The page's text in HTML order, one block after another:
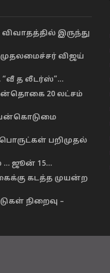
இருந்து
விஜய்
“வீ த லீடர்ஸ்”…
20 லட்சம்
வன்கொடுமை
பறிமுதல்
… ஜூன் 15…
கடத்த முயன்ற
நிறைவு –